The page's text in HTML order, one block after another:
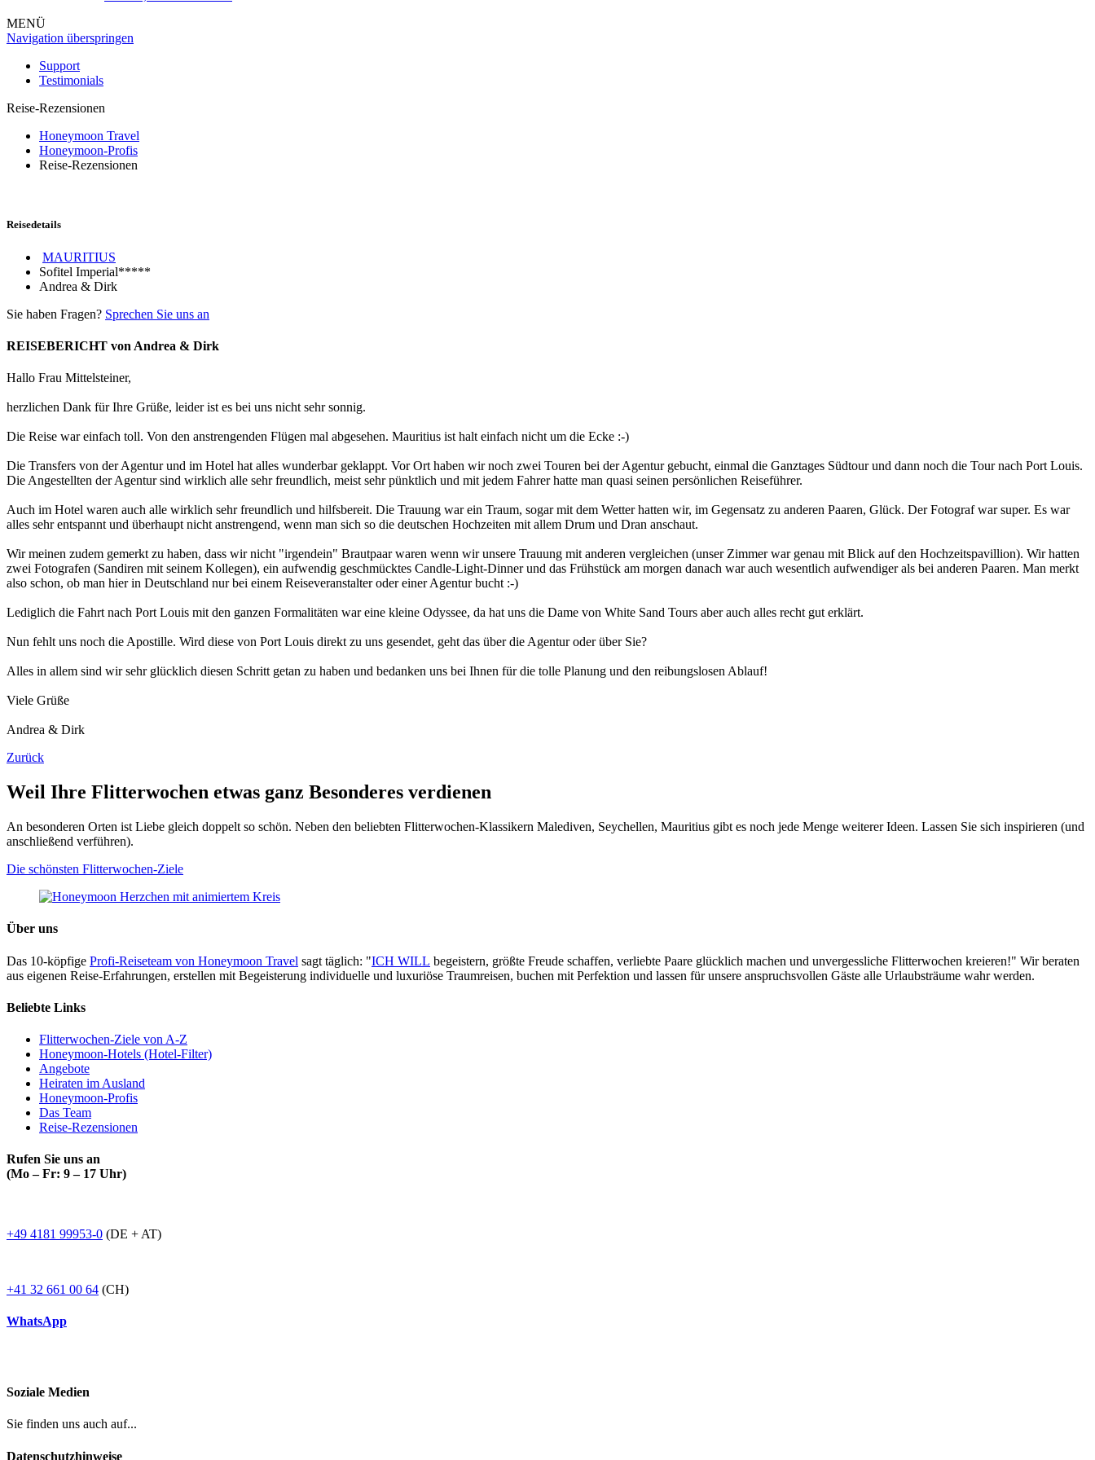
MENÜ
Navigation überspringen
Support
Testimonials
Reise-Rezensionen
Honeymoon Travel
Honeymoon-Profis
Reise-Rezensionen
Reisedetails
MAURITIUS
Sofitel Imperial*****
Andrea & Dirk
Sie haben Fragen? Sprechen Sie uns an
REISEBERICHT von Andrea & Dirk
Hallo Frau Mittelsteiner,
herzlichen Dank für Ihre Grüße, leider ist es bei uns nicht sehr sonnig.
Die Reise war einfach toll. Von den anstrengenden Flügen mal abgesehen. Mauritius ist halt einfach nicht um die Ecke :-)
Die Transfers von der Agentur und im Hotel hat alles wunderbar geklappt. Vor Ort haben wir noch zwei Touren bei der Agentur gebucht, einmal die Ganztages Südtour und dann noch die Tour nach Port Louis.
Die Angestellten der Agentur sind wirklich alle sehr freundlich, meist sehr pünktlich und mit jedem Fahrer hatte man quasi seinen persönlichen Reiseführer.
Auch im Hotel waren auch alle wirklich sehr freundlich und hilfsbereit. Die Trauung war ein Traum, sogar mit dem Wetter hatten wir, im Gegensatz zu anderen Paaren, Glück. Der Fotograf war super. Es war
alles sehr entspannt und überhaupt nicht anstrengend, wenn man sich so die deutschen Hochzeiten mit allem Drum und Dran anschaut.
Wir meinen zudem gemerkt zu haben, dass wir nicht "irgendein" Brautpaar waren wenn wir unsere Trauung mit anderen vergleichen (unser Zimmer war genau mit Blick auf den Hochzeitspavillion). Wir hatten
zwei Fotografen (Sandiren mit seinem Kollegen), ein aufwendig geschmücktes Candle-Light-Dinner und das Frühstück am morgen danach war auch wesentlich aufwendiger als bei anderen Paaren. Man merkt
also schon, ob man hier in Deutschland nur bei einem Reiseveranstalter oder einer Agentur bucht :-)
Lediglich die Fahrt nach Port Louis mit den ganzen Formalitäten war eine kleine Odyssee, da hat uns die Dame von White Sand Tours aber auch alles recht gut erklärt.
Nun fehlt uns noch die Apostille. Wird diese von Port Louis direkt zu uns gesendet, geht das über die Agentur oder über Sie?
Alles in allem sind wir sehr glücklich diesen Schritt getan zu haben und bedanken uns bei Ihnen für die tolle Planung und den reibungslosen Ablauf!
Viele Grüße
Andrea & Dirk
Zurück
Weil Ihre Flitterwochen etwas ganz Besonderes verdienen
An besonderen Orten ist Liebe gleich doppelt so schön. Neben den beliebten Flitterwochen-Klassikern Malediven, Seychellen, Mauritius gibt es noch jede Menge weiterer Ideen. Lassen Sie sich inspirieren (und
anschließend verführen).
Die schönsten Flitterwochen-Ziele
Über uns
Das 10-köpfige Profi-Reiseteam von Honeymoon Travel sagt täglich: "ICH WILL begeistern, größte Freude schaffen, verliebte Paare glücklich machen und unvergessliche Flitterwochen kreieren!" Wir beraten
aus eigenen Reise-Erfahrungen, erstellen mit Begeisterung individuelle und luxuriöse Traumreisen, buchen mit Perfektion und lassen für unsere anspruchsvollen Gäste alle Urlaubsträume wahr werden.
Beliebte Links
Flitterwochen-Ziele von A-Z
Honeymoon-Hotels (Hotel-Filter)
Angebote
Heiraten im Ausland
Honeymoon-Profis
Das Team
Reise-Rezensionen
Rufen Sie uns an
(Mo – Fr: 9 – 17 Uhr)
+49 4181 99953-0 (DE + AT)
+41 32 661 00 64 (CH)
WhatsApp
Soziale Medien
Sie finden uns auch auf...
Datenschutzhinweise